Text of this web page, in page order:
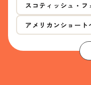
スコティッシュ・フ
アメリカンショート